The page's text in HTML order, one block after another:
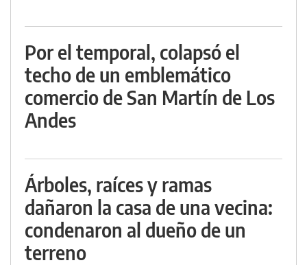
Por el temporal, colapsó el
techo de un emblemático
comercio de San Martín de Los
Andes
Árboles, raíces y ramas
dañaron la casa de una vecina:
condenaron al dueño de un
terreno